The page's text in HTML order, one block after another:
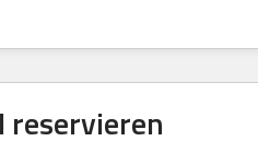
reservieren